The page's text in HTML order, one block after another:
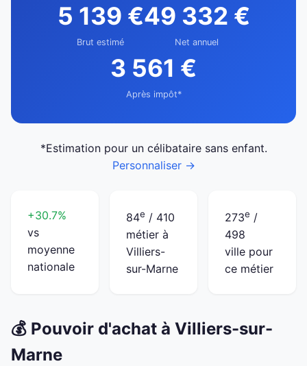
5 139 €
Brut estimé
49 332 €
Net annuel
3 561 €
Après impôt*
*Estimation pour un célibataire sans enfant.
Personnaliser →
+30.7%
vs
moyenne
nationale
84e / 410
métier à
Villiers-
sur-Marne
273e /
498
ville pour
ce métier
💰 Pouvoir d'achat à Villiers-sur-
Marne